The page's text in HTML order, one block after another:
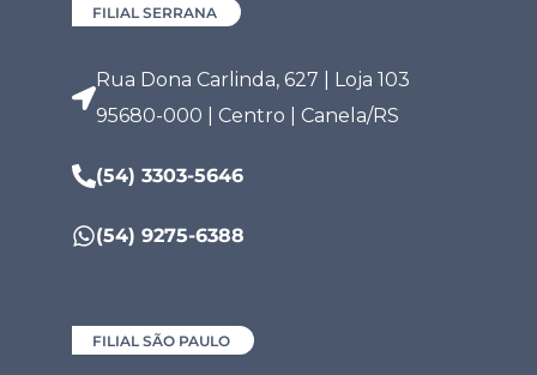
FILIAL SERRANA
Rua Dona Carlinda, 627 | Loja 103
95680-000 | Centro | Canela/RS
(54) 3303-5646
(54) 9275-6388
FILIAL SÃO PAULO